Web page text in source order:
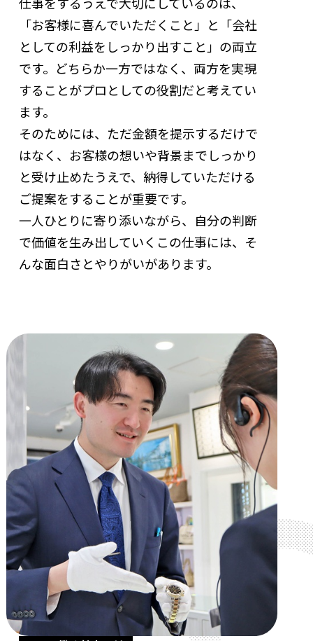
「お客様に喜んでいただくこと」と「会社
としての利益をしっかり出すこと」の両立
です。どちらか一方ではなく、両方を実現
することがプロとしての役割だと考えてい
ます。
そのためには、ただ金額を提示するだけで
はなく、お客様の想いや背景までしっかり
と受け止めたうえで、納得していただける
ご提案をすることが重要です。
一人ひとりに寄り添いながら、自分の判断
で価値を生み出していく――この仕事には、そ
んな面白さとやりがいがあります。